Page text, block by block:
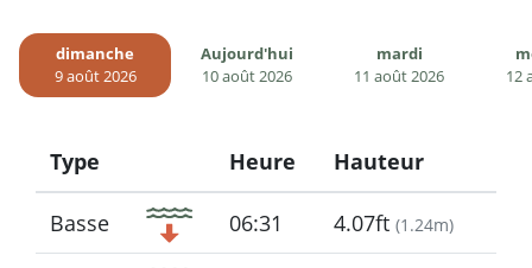
dimanche
9 août 2026
Aujourd'hui
10 août 2026
mardi
11 août 2026
12
Type
Icon
Heure Hauteur
Basse 06:31 4.07ft (1.24m)